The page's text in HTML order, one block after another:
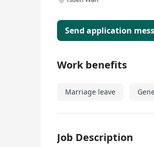
Send application
Work benefits
Marriage leave
Job Description